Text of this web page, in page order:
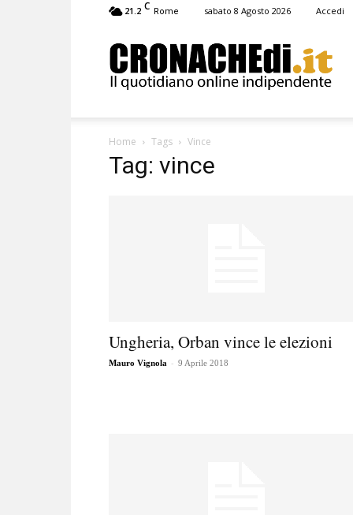
21.2 C Rome sabato 8 Agosto 2026 Accedi
Home Tags Vince
Tag: vince
Ungheria, Orban vince le elezioni
Mauro Vignola - 9 Aprile 2018